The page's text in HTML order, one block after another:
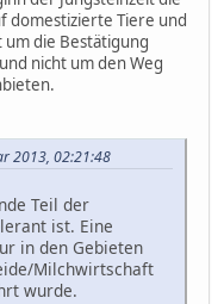
domestizierte Tiere und
um die Bestätigung
nicht um den Weg
2013, 02:21:48
Teil der
ist. Eine
in den Gebieten
Milchwirtschaft
wurde.